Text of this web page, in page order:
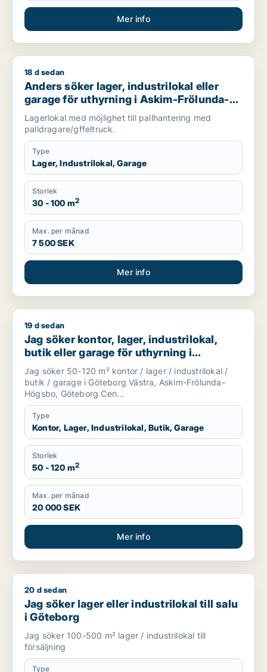
Mer info
Anders söker lager, industrilokal eller garage för uthyrning i
18 d sedan
Anders söker lager, industrilokal eller
garage för uthyrning i Askim-Frölunda-
Högsbo
Lagerlokal med möjlighet till pallhantering med
palldragare/gffeltruck.
Type
Lager, Industrilokal, Garage
Storlek
30 - 100 m2
Max. per månad
7 500 SEK
Mer info
Jag söker kontor, lager, industrilokal, butik eller garage för
19 d sedan
Jag söker kontor, lager, industrilokal,
butik eller garage för uthyrning i
Göteborg Västra, Askim-Frölunda-
Högsbo eller Göteborg Centrum m.fl.
Jag söker 50-120 m² kontor / lager / industrilokal /
butik / garage i Göteborg Västra, Askim-Frölunda-
Högsbo, Göteborg Cen...
Type
Kontor, Lager, Industrilokal, Butik, Garage
Storlek
50 - 120 m2
Max. per månad
20 000 SEK
Mer info
Jag söker lager eller industrilokal till salu i Göteborg
20 d sedan
Jag söker lager eller industrilokal till salu
i Göteborg
Jag söker 100-500 m² lager / industrilokal till
försäljning
Type